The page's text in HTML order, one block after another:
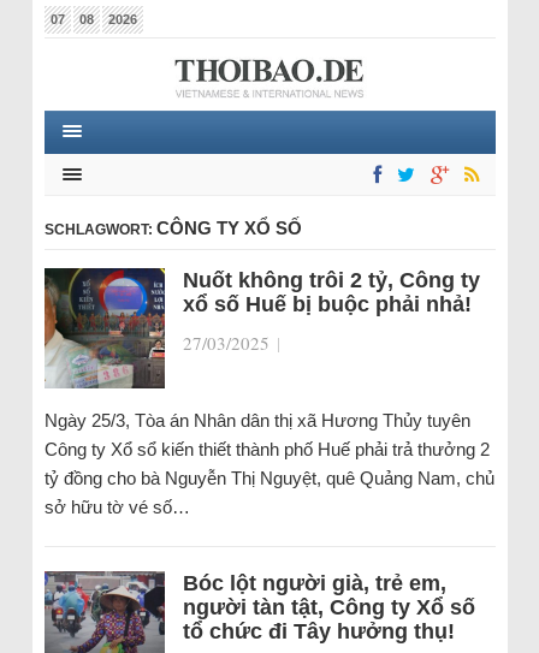
07 08 2026
SCHLAGWORT: CÔNG TY XỔ SỐ
Nuốt không trôi 2 tỷ, Công ty
xổ số Huế bị buộc phải nhả!
27/03/2025 |
Ngày 25/3, Tòa án Nhân dân thị xã Hương Thủy tuyên
Công ty Xổ sổ kiến thiết thành phố Huế phải trả thưởng 2
tỷ đồng cho bà Nguyễn Thị Nguyệt, quê Quảng Nam, chủ
sở hữu tờ vé số…
Bóc lột người già, trẻ em,
người tàn tật, Công ty Xổ số
tổ chức đi Tây hưởng thụ!